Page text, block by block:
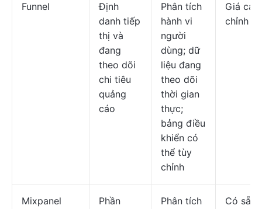
Funnel
Định
danh tiếp
thị và
đang
theo dõi
chi tiêu
quảng
cáo
Phân tích
hành vi
người
dùng; dữ
liệu đang
theo dõi
thời gian
thực;
bảng điều
khiển có
thể tùy
chỉnh
Giá cả
chỉnh
Mixpanel
Phần
Phân tích
Có sẵn